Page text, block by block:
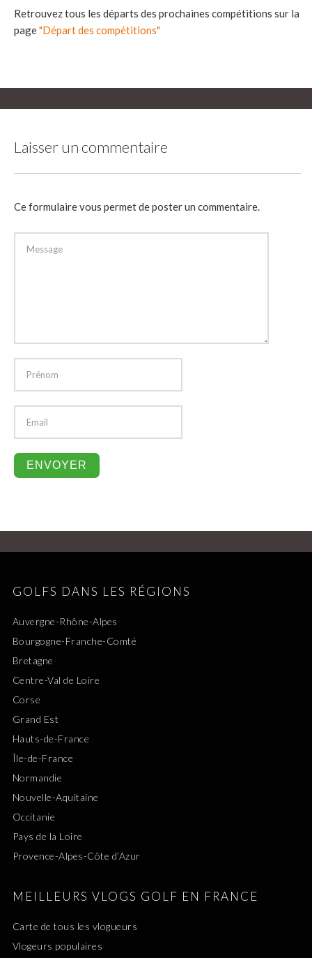
Retrouvez tous les départs des prochaines compétitions sur la
page"Départ des compétitions"
Laisser un commentaire
Ce formulaire vous permet de poster un commentaire.
GOLFS DANS LES RÉGIONS
Auvergne-Rhône-Alpes
Bourgogne-Franche-Comté
Bretagne
Centre-Val de Loire
Corse
Grand Est
Hauts-de-France
Île-de-France
Normandie
Nouvelle-Aquitaine
Occitanie
Pays de la Loire
Provence-Alpes-Côte d’Azur
MEILLEURS VLOGS GOLF EN FRANCE
Carte de tous les vlogueurs
Vlogeurs populaires